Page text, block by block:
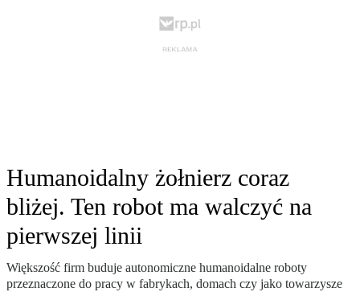
Humanoidalny żołnierz coraz
bliżej. Ten robot ma walczyć na
pierwszej linii
Większość firm buduje autonomiczne humanoidalne roboty
przeznaczone do pracy w fabrykach, domach czy jako towarzysze